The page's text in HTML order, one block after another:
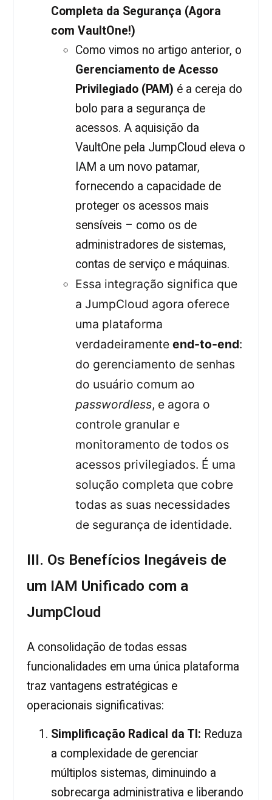
Completa da Segurança (Agora
com VaultOne!)
Como vimos no artigo anterior, o
Gerenciamento de Acesso
Privilegiado (PAM) é a cereja do
bolo para a segurança de
acessos. A aquisição da
VaultOne pela JumpCloud eleva o
IAM a um novo patamar,
fornecendo a capacidade de
proteger os acessos mais
sensíveis – como os de
administradores de sistemas,
contas de serviço e máquinas.
Essa integração significa que
a JumpCloud agora oferece
uma plataforma
verdadeiramente end-to-end:
do gerenciamento de senhas
do usuário comum ao
passwordless, e agora o
controle granular e
monitoramento de todos os
acessos privilegiados. É uma
solução completa que cobre
todas as suas necessidades
de segurança de identidade.
III. Os Benefícios Inegáveis de
um IAM Unificado com a
JumpCloud
A consolidação de todas essas
funcionalidades em uma única plataforma
traz vantagens estratégicas e
operacionais significativas:
Simplificação Radical da TI: Reduza
a complexidade de gerenciar
múltiplos sistemas, diminuindo a
sobrecarga administrativa e liberando